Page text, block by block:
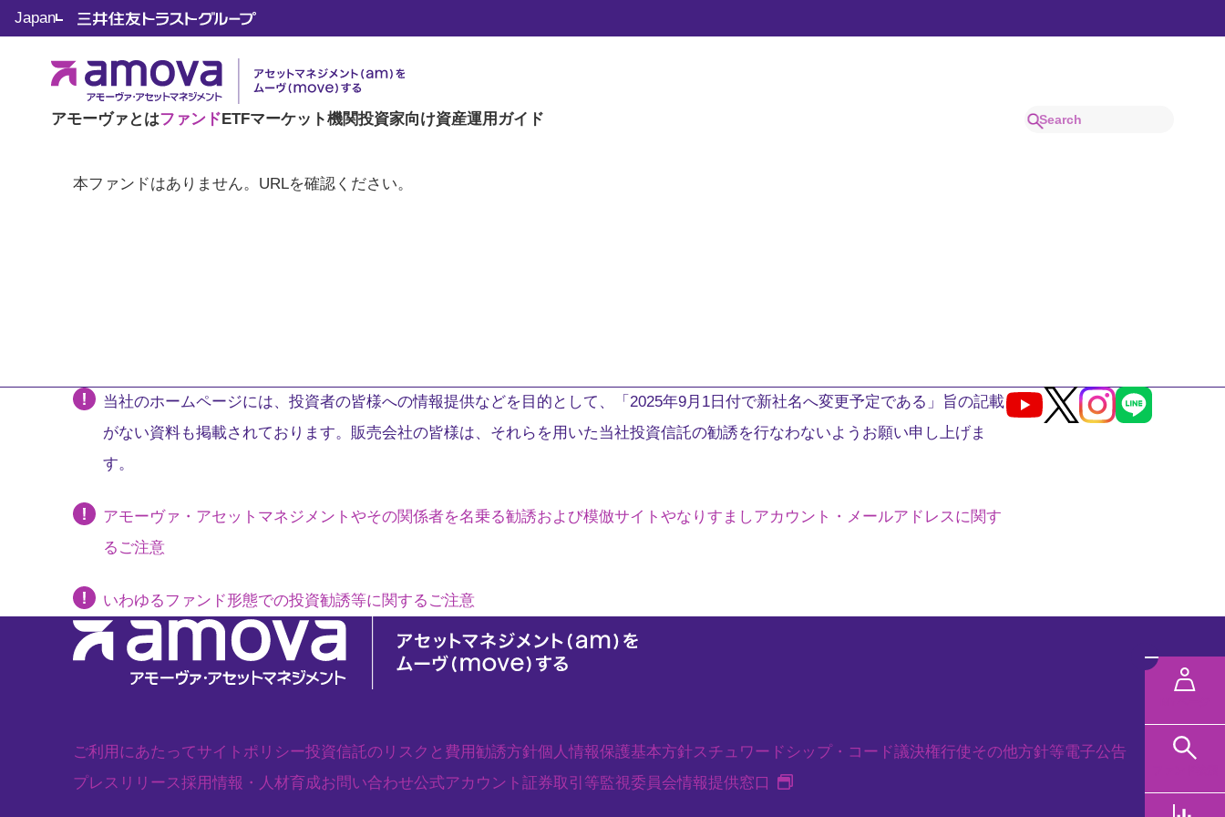
アモーヴァとはファンドETFマーケット機関投資家向け資産運用ガイド
Japan
本ファンドはありません。URLを確認ください。
メ
を
当社のホームページには、投資者の皆様への情報提供などを目的として、「2025年9月1日付で新社名へ変更予定である」旨の記載
がない資料も掲載されております。販売会社の皆様は、それらを用いた当社投資信託の勧誘を行なわないようお願い申し上げま
す。
アモーヴァ・アセットマネジメントやその関係者を名乗る勧誘および模倣サイトやなりすましアカウント・メールアドレスに関す
るご注意
いわゆるファンド形態での投資勧誘等に関するご注意
Youtube
X Instagram
LINE
ご利用にあたってサイトポリシー投資信託のリスクと費用勧誘方針個人情報保護基本方針スチュワードシップ・コード議決権行使その他方針等電子公告
プレスリリース採用情報・人材育成お問い合わせ公式アカウント 証券取引等監視委員会情報提供窓口